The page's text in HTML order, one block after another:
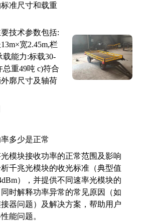
准尺寸和载重
技术参数包括:
宽2.45m,栏
载能力:标载30-
总重49吨 c)符合
廓尺寸及轴荷
多少是正常
模块接收功率的正常范围及影响
千兆光模块的收光标准（典型值
），并提供不同速率光模块的
时解释功率异常的常见原因（如
器问题）及解决方案，帮助用户
能问题。